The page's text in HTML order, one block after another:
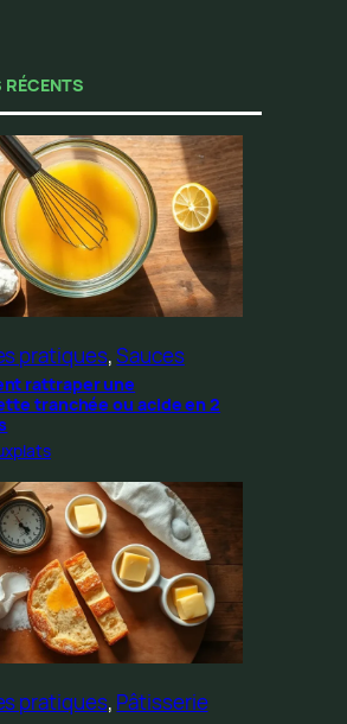
pratiques, Sauces
rattraper une
tranchée ou acide en 2
pratiques, Pâtisserie